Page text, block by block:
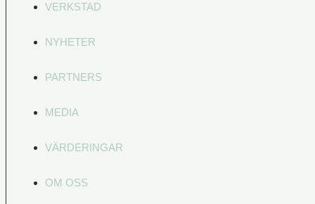
VERKSTAD
NYHETER
PARTNERS
MEDIA
VÄRDERINGAR
OM OSS